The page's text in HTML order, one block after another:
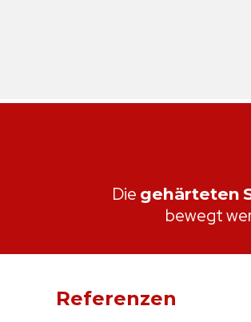
Die gehärteten
bewegt
Referenzen